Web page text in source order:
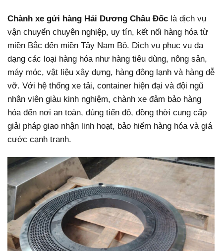
Chành xe gửi hàng Hải Dương Châu Đốc là dịch vụ
vận chuyển chuyên nghiệp, uy tín, kết nối hàng hóa từ
miền Bắc đến miền Tây Nam Bộ. Dịch vụ phục vụ đa
dạng các loại hàng hóa như hàng tiêu dùng, nông sản,
máy móc, vật liệu xây dựng, hàng đông lạnh và hàng dễ
vỡ. Với hệ thống xe tải, container hiện đại và đội ngũ
nhân viên giàu kinh nghiệm, chành xe đảm bảo hàng
hóa đến nơi an toàn, đúng tiến độ, đồng thời cung cấp
giải pháp giao nhận linh hoạt, bảo hiểm hàng hóa và giá
cước cạnh tranh.